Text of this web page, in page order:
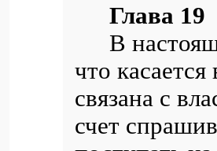
Глава 19
В
что
связана с
счет